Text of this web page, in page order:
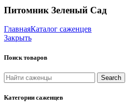
Питомник Зеленый Сад
ГлавнаяКаталог саженцев
Закрыть
Поиск товаров
Search
Категории саженцев